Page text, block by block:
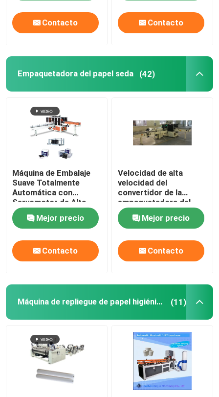
Contacto Contacto
Empaquetadora del papel seda (42)
Máquina de Embalaje
Suave Totalmente
Automática con
Servomotor de Alta
Velocidad
Mejor precio
Contacto
Velocidad de alta
velocidad del
convertidor de la
empaquetadora del
tejido facial 5.65Kw
Frequnecy ajustable
Mejor precio
Contacto
Máquina de repliegue de papel higiénico de segunda mano (11)